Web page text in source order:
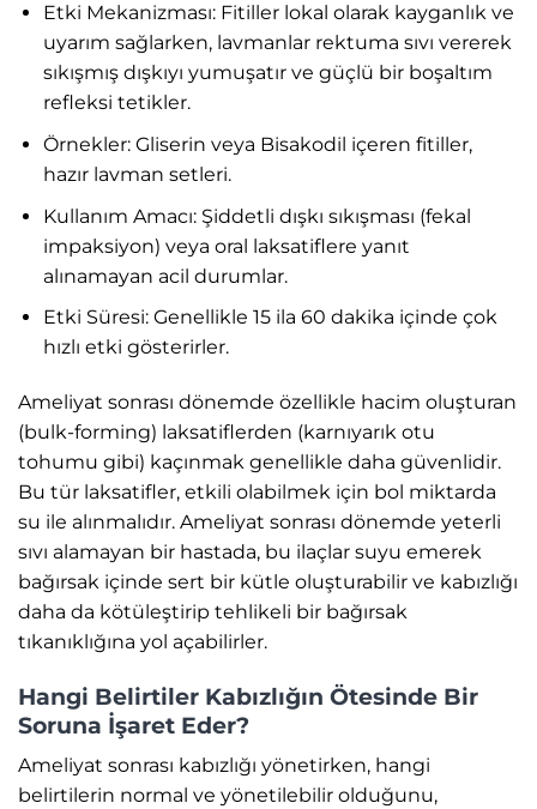
Etki Mekanizması: Fitiller lokal olarak kayganlık ve
uyarım sağlarken, lavmanlar rektuma sıvı vererek
sıkışmış dışkıyı yumuşatır ve güçlü bir boşaltım
refleksi tetikler.
Örnekler: Gliserin veya Bisakodil içeren fitiller,
hazır lavman setleri.
Kullanım Amacı: Şiddetli dışkı sıkışması (fekal
impaksiyon) veya oral laksatiflere yanıt
alınamayan acil durumlar.
Etki Süresi: Genellikle 15 ila 60 dakika içinde çok
hızlı etki gösterirler.
Ameliyat sonrası dönemde özellikle hacim oluşturan
(bulk-forming) laksatiflerden (karnıyarık otu
tohumu gibi) kaçınmak genellikle daha güvenlidir.
Bu tür laksatifler, etkili olabilmek için bol miktarda
su ile alınmalıdır. Ameliyat sonrası dönemde yeterli
sıvı alamayan bir hastada, bu ilaçlar suyu emerek
bağırsak içinde sert bir kütle oluşturabilir ve kabızlığı
daha da kötüleştirip tehlikeli bir bağırsak
tıkanıklığına yol açabilirler.
Hangi Belirtiler Kabızlığın Ötesinde Bir
Soruna İşaret Eder?
Ameliyat sonrası kabızlığı yönetirken, hangi
belirtilerin normal ve yönetilebilir olduğunu,